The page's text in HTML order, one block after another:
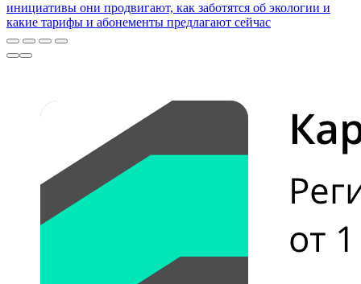
инициативы они продвигают, как заботятся об экологии и
какие тарифы и абонементы предлагают сейчас